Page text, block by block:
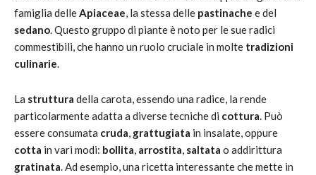
famiglia delleApiaceae, la stessa delle pastinache e del
sedano. Questo gruppo di piante è noto per le sue radici
commestibili, che hanno un ruolo cruciale in molte tradizioni
culinarie.
La struttura della carota, essendo una radice, la rende
particolarmente adatta a diverse tecniche di cottura. Può
essere consumata cruda, grattugiata in insalate, oppure
cotta in vari modi: bollita, arrostita, saltata o addirittura
gratinata. Ad esempio, una ricetta interessante che mette in